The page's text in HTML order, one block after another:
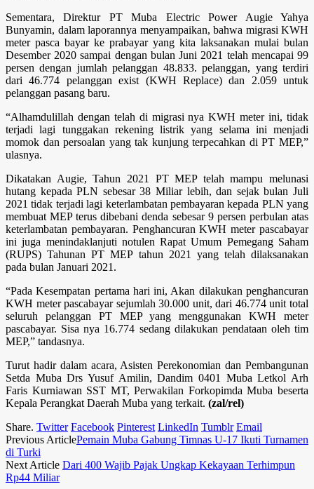
Sementara, Direktur PT Muba Electric Power Augie Yahya
Bunyamin, dalam laporannya menyampaikan, bahwa migrasi KWH
meter pasca bayar ke prabayar yang kita laksanakan mulai bulan
Desember 2020 sampai dengan bulan Juni 2021 telah mencapai 99
persen dengan jumlah pelanggan 48.833. pelanggan, yang terdiri
dari 46.774 pelanggan exist (KWH Replace) dan 2.059 untuk
pelanggan pasang baru.
“Alhamdulillah dengan telah di migrasi nya KWH meter ini, tidak
terjadi lagi tunggakan rekening listrik yang selama ini menjadi
momok dan persoalan yang tak kunjung terpecahkan di PT MEP,”
ulasnya.
Dikatakan Augie, Tahun 2021 PT MEP telah mampu melunasi
hutang kepada PLN sebesar 38 Miliar lebih, dan sejak bulan Juli
2021 tidak terjadi lagi keterlambatan pembayaran kepada PLN yang
membuat MEP terus dibebani denda sebesar 9 persen perbulan atas
keterlambatan pembayaran. Penghancuran KWH meter pascabayar
ini juga menindaklanjuti notulen Rapat Umum Pemegang Saham
(RUPS) Tahunan PT MEP tahun 2021 yang telah dilaksanakan
pada bulan Januari 2021.
“Pada Kesempatan pertama hari ini, Akan dilakukan penghancuran
KWH meter pascabayar sejumlah 30.000 unit, dari 46.774 unit total
seluruh pelanggan PT MEP yang menggunakan KWH meter
pascabayar. Sisa nya 16.774 sedang dilakukan pendataan oleh tim
MEP,” tandasnya.
Turut hadir dalam acara, Asisten Perekonomian dan Pembangunan
Setda Muba Drs Yusuf Amilin, Dandim 0401 Muba Letkol Arh
Faris Kurniawan SST MT, Perwakilan Forkopimda Muba beserta
Kepala Perangkat Daerah Muba yang terkait. (zal/rel)
Share. Twitter Facebook Pinterest LinkedIn Tumblr Email
Previous ArticlePemain Muba Gabung Timnas U-17 Ikuti Turnamen
di Turki
Next Article Dari 400 Wajib Pajak Ungkap Kekayaan Terhimpun
Rp44 Miliar